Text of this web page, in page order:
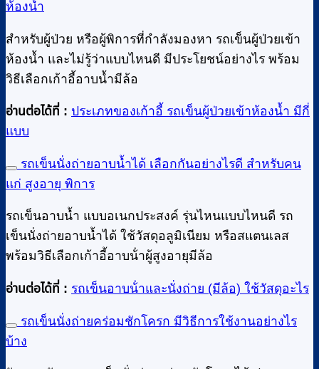
ห้องน้ำ
สำหรับผู้ป่วย หรือผู้พิการที่กำลังมองหา รถเข็นผู้ป่วยเข้า
ห้องน้ำ และไม่รู้ว่าแบบไหนดี มีประโยชน์อย่างไร พร้อม
วิธีเลือกเก้าอี้อาบน้ำมีล้อ
อ่านต่อได้ที่ : ประเภทของเก้าอี้ รถเข็นผู้ป่วยเข้าห้องน้ำ มีกี่
แบบ
รถเข็นนั่งถ่ายอาบน้ำได้ เลือกกันอย่างไรดี สำหรับคน
แก่ สูงอายุ พิการ
รถเข็นอาบน้ำ แบบอเนกประสงค์ รุ่นไหนแบบไหนดี รถ
เข็นนั่งถ่ายอาบน้ำได้ ใช้วัสดุอลูมิเนียม หรือสแตนเลส
พร้อมวิธีเลือกเก้าอี้อาบน้ําผู้สูงอายุมีล้อ
อ่านต่อได้ที่ : รถเข็นอาบน้ําและนั่งถ่าย (มีล้อ) ใช้วัสดุอะไร
รถเข็นนั่งถ่ายคร่อมชักโครก มีวิธีการใช้งานอย่างไร
บ้าง